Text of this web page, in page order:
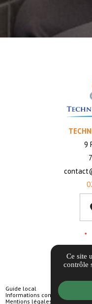
9
Guide local
Informations complémentaires
Mentions légales
Ce site
contrôle